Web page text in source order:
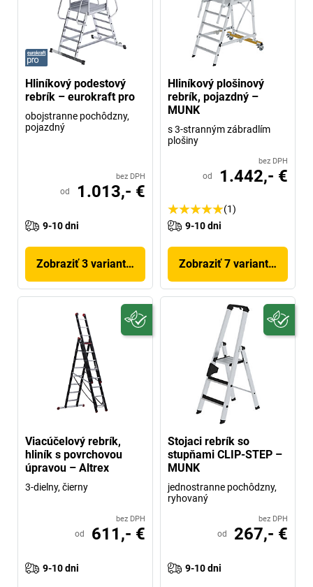
Hliníkový podestový
rebrík – eurokraft pro
obojstranne pochôdzny,
pojazdný
bez DPH
od 1.013,- €
9-10 dni
Zobraziť 3 variantov
Hliníkový plošinový
rebrík, pojazdný –
MUNK
s 3-stranným zábradlím
plošiny
bez DPH
od 1.442,- €
(1)
9-10 dni
Zobraziť 7 variantov
Viacúčelový rebrík,
hliník s povrchovou
úpravou – Altrex
3-dielny, čierny
bez DPH
od 611,- €
9-10 dni
Stojaci rebrík so
stupňami CLIP-STEP –
MUNK
jednostranne pochôdzny,
ryhovaný
bez DPH
od 267,- €
9-10 dni